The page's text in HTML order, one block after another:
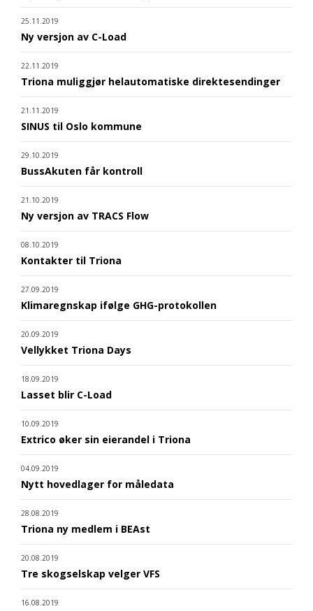
25.11.2019
Ny versjon av C-Load
22.11.2019
Triona muliggjør helautomatiske direktesendinger
21.11.2019
SINUS til Oslo kommune
29.10.2019
BussAkuten får kontroll
21.10.2019
Ny versjon av TRACS Flow
08.10.2019
Kontakter til Triona
27.09.2019
Klimaregnskap ifølge GHG-protokollen
20.09.2019
Vellykket Triona Days
18.09.2019
Lasset blir C-Load
10.09.2019
Extrico øker sin eierandel i Triona
04.09.2019
Nytt hovedlager for måledata
28.08.2019
Triona ny medlem i BEAst
20.08.2019
Tre skogselskap velger VFS
16.08.2019